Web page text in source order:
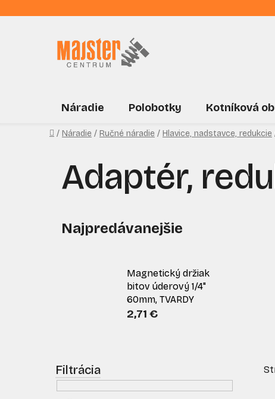
na
Náradie Polobotky Kotníková
Domov
/ Náradie / Ručné náradie / Hlavice, nadstavce, redukcie
Adaptér,
Najpredávanejšie
Magnetický držiak
bitov úderový 1/4"
60mm, TVARDY
2,71 €
o